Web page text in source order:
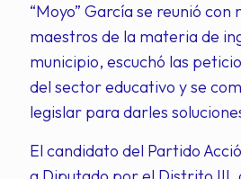
“Moyo” García se reunió con
maestros de la materia de
municipio, escuchó las
del sector educativo y se
legislar para darles
El candidato del Partido